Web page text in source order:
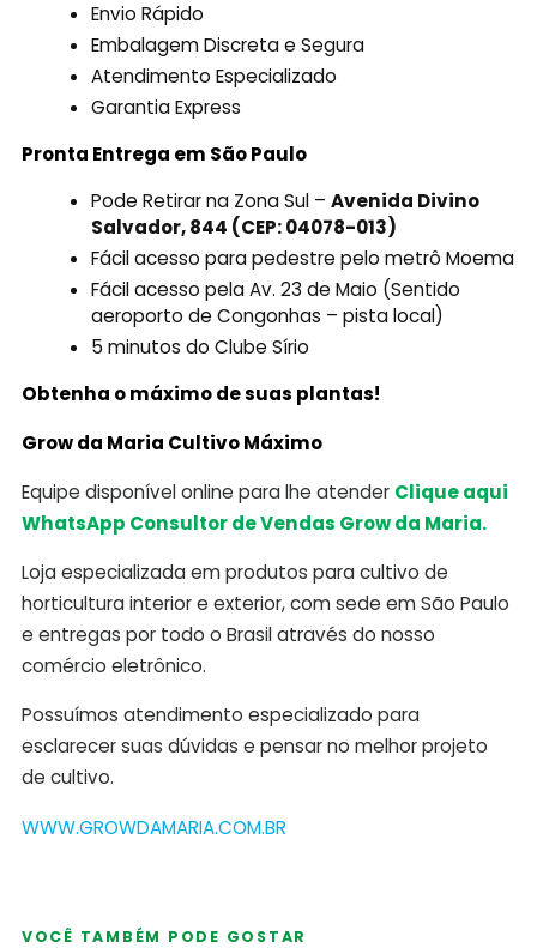
Envio Rápido
Embalagem Discreta e Segura
Atendimento Especializado
Garantia Express
Pronta Entrega em São Paulo
Pode Retirar na Zona Sul –Avenida Divino
Salvador, 844 (CEP: 04078-013)
Fácil acesso para pedestre pelo metrô Moema
Fácil acesso pela Av. 23 de Maio (Sentido
aeroporto de Congonhas – pista local)
5 minutos do Clube Sírio
Obtenha o máximo de suas plantas!
Grow da Maria Cultivo Máximo
Equipe disponível online para lhe atender Clique aqui
WhatsApp Consultor de Vendas Grow da Maria.
Loja especializada em produtos para cultivo de
horticultura interior e exterior, com sede em São Paulo
e entregas por todo o Brasil através do nosso
comércio eletrônico.
Possuímos atendimento especializado para
esclarecer suas dúvidas e pensar no melhor projeto
de cultivo.
WWW.GROWDAMARIA.COM.BR
VOCÊ TAMBÉM PODE GOSTAR